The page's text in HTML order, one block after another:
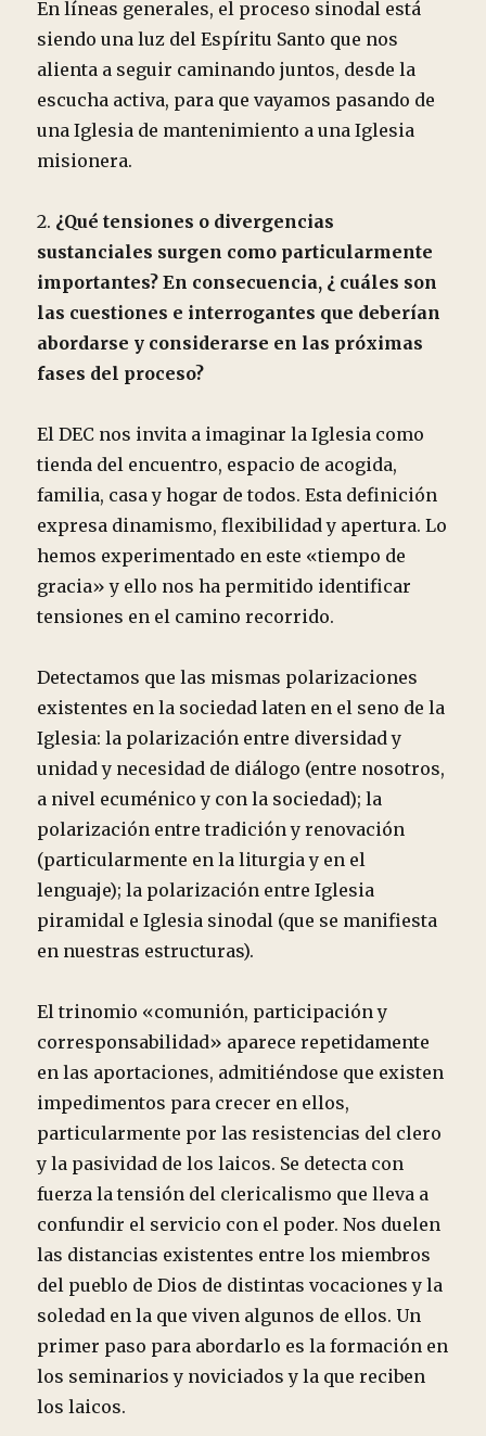
En líneas generales, el proceso sinodal está
siendo una luz del Espíritu Santo que nos
alienta a seguir caminando juntos, desde la
escucha activa, para que vayamos pasando de
una Iglesia de mantenimiento a una Iglesia
misionera.
2. ¿Qué tensiones o divergencias
sustanciales surgen como particularmente
importantes? En consecuencia, ¿ cuáles son
las cuestiones e interrogantes que deberían
abordarse y considerarse en las próximas
fases del proceso?
El DEC nos invita a imaginar la Iglesia como
tienda del encuentro, espacio de acogida,
familia, casa y hogar de todos. Esta definición
expresa dinamismo, flexibilidad y apertura. Lo
hemos experimentado en este «tiempo de
gracia» y ello nos ha permitido identificar
tensiones en el camino recorrido.
Detectamos que las mismas polarizaciones
existentes en la sociedad laten en el seno de la
Iglesia: la polarización entre diversidad y
unidad y necesidad de diálogo (entre nosotros,
a nivel ecuménico y con la sociedad); la
polarización entre tradición y renovación
(particularmente en la liturgia y en el
lenguaje); la polarización entre Iglesia
piramidal e Iglesia sinodal (que se manifiesta
en nuestras estructuras).
El trinomio «comunión, participación y
corresponsabilidad» aparece repetidamente
en las aportaciones, admitiéndose que existen
impedimentos para crecer en ellos,
particularmente por las resistencias del clero
y la pasividad de los laicos. Se detecta con
fuerza la tensión del clericalismo que lleva a
confundir el servicio con el poder. Nos duelen
las distancias existentes entre los miembros
del pueblo de Dios de distintas vocaciones y la
soledad en la que viven algunos de ellos. Un
primer paso para abordarlo es la formación en
los seminarios y noviciados y la que reciben
los laicos.